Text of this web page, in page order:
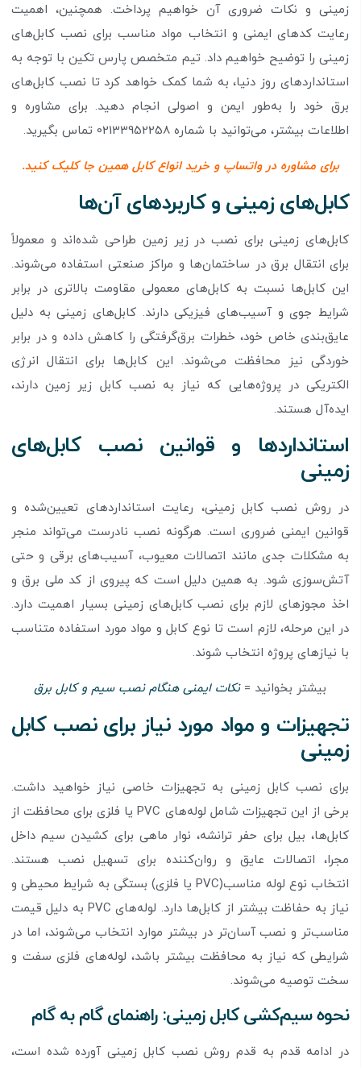
زمینی و نکات ضروری آن خواهیم پرداخت. همچنین، اهمیت
رعایت کدهای ایمنی و انتخاب مواد مناسب برای نصب کابل‌های
زمینی را توضیح خواهیم داد. تیم متخصص پارس تکین با توجه به
استانداردهای روز دنیا، به شما کمک خواهد کرد تا نصب کابل‌های
برق خود را به‌طور ایمن و اصولی انجام دهید. برای مشاوره و
اطلاعات بیشتر، می‌توانید با شماره 02133952258 تماس بگیرید.
برای مشاوره در واتساپ و خرید انواع کابل همین جا کلیک کنید.
کابل‌های زمینی و کاربردهای آن‌ها
کابل‌های زمینی برای نصب در زیر زمین طراحی شده‌اند و معمولاً
برای انتقال برق در ساختمان‌ها و مراکز صنعتی استفاده می‌شوند.
این کابل‌ها نسبت به کابل‌های معمولی مقاومت بالاتری در برابر
شرایط جوی و آسیب‌های فیزیکی دارند. کابل‌های زمینی به دلیل
عایق‌بندی خاص خود، خطرات برق‌گرفتگی را کاهش داده و در برابر
خوردگی نیز محافظت می‌شوند. این کابل‌ها برای انتقال انرژی
الکتریکی در پروژه‌هایی که نیاز به نصب کابل زیر زمین دارند،
ایده‌آل هستند.
استانداردها و قوانین نصب کابل‌های
زمینی
در روش نصب کابل زمینی، رعایت استانداردهای تعیین‌شده و
قوانین ایمنی ضروری است. هرگونه نصب نادرست می‌تواند منجر
به مشکلات جدی مانند اتصالات معیوب، آسیب‌های برقی و حتی
آتش‌سوزی شود. به همین دلیل است که پیروی از کد ملی برق و
اخذ مجوزهای لازم برای نصب کابل‌های زمینی بسیار اهمیت دارد.
در این مرحله، لازم است تا نوع کابل و مواد مورد استفاده متناسب
با نیازهای پروژه انتخاب شوند.
بیشتر بخوانید =نکات ایمنی هنگام نصب سیم و کابل برق
تجهیزات و مواد مورد نیاز برای نصب کابل
زمینی
برای نصب کابل زمینی به تجهیزات خاصی نیاز خواهید داشت.
برخی از این تجهیزات شامل لوله‌های PVC یا فلزی برای محافظت از
کابل‌ها، بیل برای حفر ترانشه، نوار ماهی برای کشیدن سیم داخل
مجرا، اتصالات عایق و روان‌کننده برای تسهیل نصب هستند.
انتخاب نوع لوله مناسب(PVC یا فلزی) بستگی به شرایط محیطی و
نیاز به حفاظت بیشتر از کابل‌ها دارد. لوله‌های PVC به دلیل قیمت
مناسب‌تر و نصب آسان‌تر در بیشتر موارد انتخاب می‌شوند، اما در
شرایطی که نیاز به محافظت بیشتر باشد، لوله‌های فلزی سفت و
سخت توصیه می‌شوند.
نحوه سیم‌کشی کابل زمینی: راهنمای گام به گام
در ادامه قدم به قدم روش نصب کابل زمینی آورده شده است،